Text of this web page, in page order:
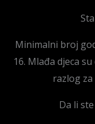
Minimalni broj
16. Mlađa djeca
razlog
Da li